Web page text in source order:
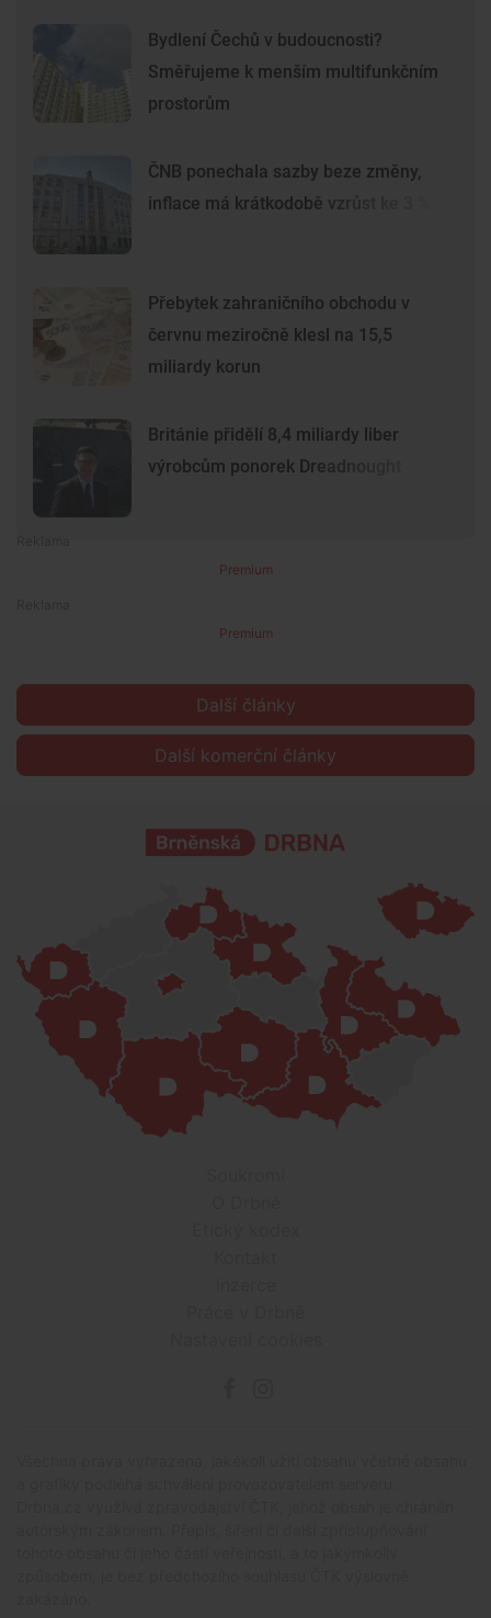
Bydlení Čechů v budoucnosti?
Směřujeme k menším multifunkčním
prostorům
ČNB ponechala sazby beze změny,
inflace má krátkodobě vzrůst ke 3 %
Přebytek zahraničního obchodu v
červnu meziročně klesl na 15,5
miliardy korun
Británie přidělí 8,4 miliardy liber
výrobcům ponorek Dreadnought
Premium
Premium
Další články
Další komerční články